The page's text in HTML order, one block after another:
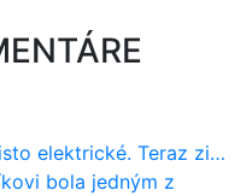
že potrebuje nový osemvalcový motor
bola jedným z